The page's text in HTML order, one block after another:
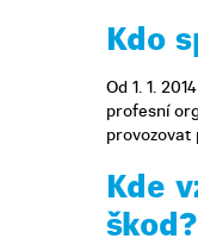
Kdo
Od 1. 1.
profesní
provozovat
Kde
škod?